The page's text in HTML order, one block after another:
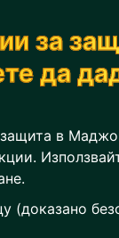
за
да
в
(доказано